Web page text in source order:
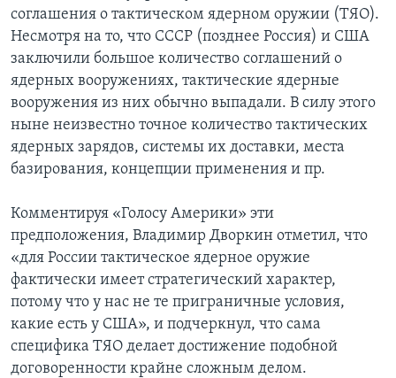
соглашения о тактическом ядерном оружии (ТЯО).
Несмотря на то, что СССР (позднее Россия) и США
заключили большое количество соглашений о
ядерных вооружениях, тактические ядерные
вооружения из них обычно выпадали. В силу этого
ныне неизвестно точное количество тактических
ядерных зарядов, системы их доставки, места
базирования, концепции применения и пр.
Комментируя «Голосу Америки» эти
предположения, Владимир Дворкин отметил, что
«для России тактическое ядерное оружие
фактически имеет стратегический характер,
потому что у нас не те приграничные условия,
какие есть у США», и подчеркнул, что сама
специфика ТЯО делает достижение подобной
договоренности крайне сложным делом.